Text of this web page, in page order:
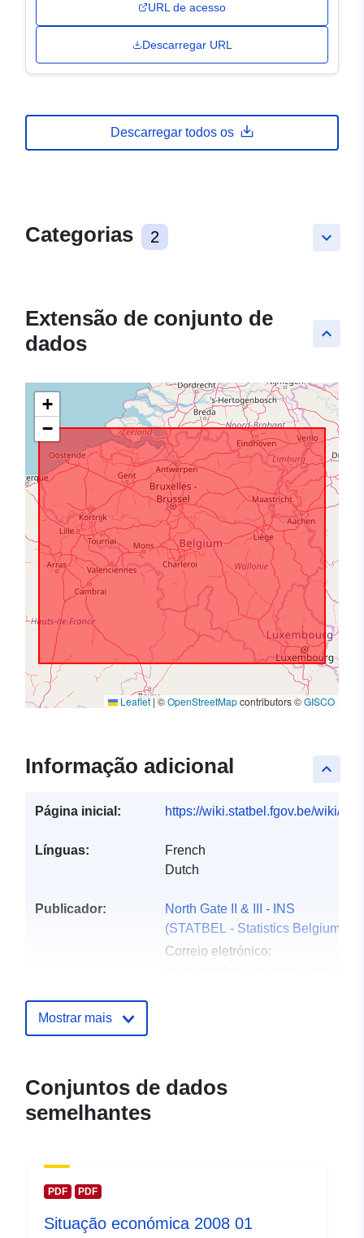
URL de acesso
Descarregar URL
Descarregar todos os
keyboard_arrow_down
Categorias 2
keyboard_arrow_up
Extensão de conjunto de
dados
+
−
Leaflet|©OpenStreetMapcontributors ©GISCO
keyboard_arrow_up
Informação adicional
Página inicial: https://wiki.statbel.fgov.be/wiki/
Línguas:
French
Dutch
Publicador:
North Gate II & III - INS
(STATBEL - Statistics Belgium)
Correio eletrónico:
Correio eletrónico:
Mostrar mais
Conjuntos de dados
semelhantes
PDF PDF
Situação económica 2008 01